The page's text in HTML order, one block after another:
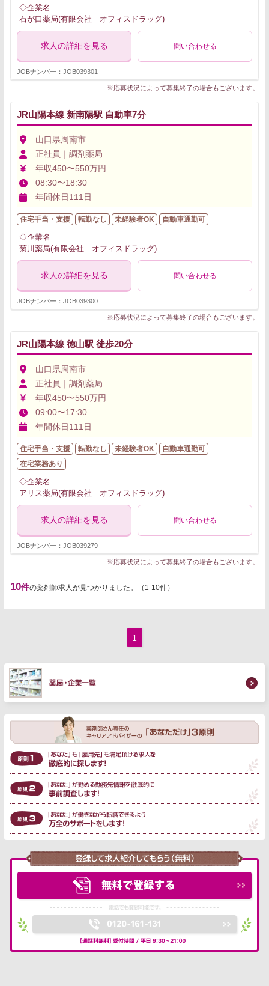
◇企業名
石が口薬局(有限会社 オフィスドラッグ)
求人の詳細を見る 問い合わせる
JOBナンバー：JOB039301
※応募状況によって募集終了の場合もございます。
JR山陽本線 新南陽駅 自動車7分
山口県周南市
正社員｜調剤薬局
年収450〜550万円
08:30〜18:30
年間休日111日
住宅手当・支援 転勤なし 未経験者OK 自動車通勤可
◇企業名
菊川薬局(有限会社 オフィスドラッグ)
求人の詳細を見る 問い合わせる
JOBナンバー：JOB039300
※応募状況によって募集終了の場合もございます。
JR山陽本線 徳山駅 徒歩20分
山口県周南市
正社員｜調剤薬局
年収450〜550万円
09:00〜17:30
年間休日111日
住宅手当・支援 転勤なし 未経験者OK
自動車通勤可
在宅業務あり
◇企業名
アリス薬局(有限会社 オフィスドラッグ)
求人の詳細を見る 問い合わせる
JOBナンバー：JOB039279
※応募状況によって募集終了の場合もございます。
10件の薬剤師求人が見つかりました。（1-10件）
1